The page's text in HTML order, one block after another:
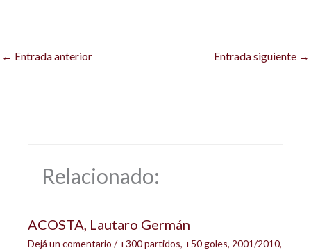
← Entrada anterior Entrada siguiente →
Relacionado:
ACOSTA, Lautaro Germán
Dejá un comentario /+300 partidos, +50 goles, 2001/2010,